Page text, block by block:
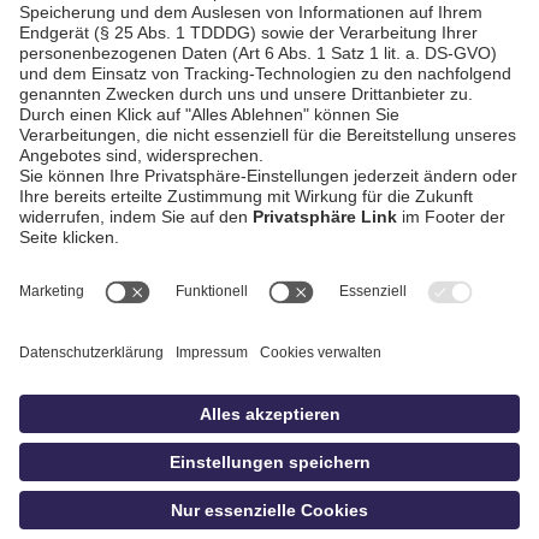
AGB / Gewinnspiele
Datenschutz
Impressum
idowa.de
Privatsphäre